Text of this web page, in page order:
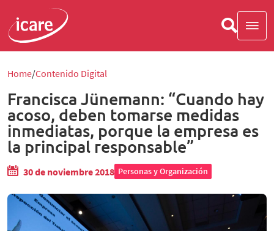
Home Contenido Digital
Francisca Jünemann: “Cuando hay
acoso, deben tomarse medidas
inmediatas, porque la empresa es
la principal responsable”
30 de noviembre 2018 Personas y Organización